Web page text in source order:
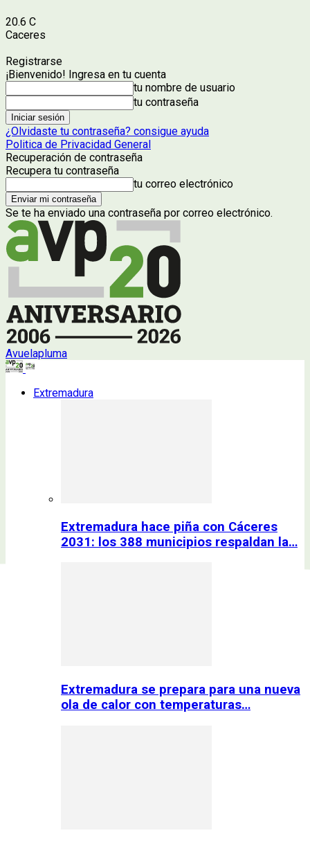
20.6 C
Caceres
Registrarse
¡Bienvenido! Ingresa en tu cuenta
tu nombre de usuario
tu contraseña
¿Olvidaste tu contraseña? consigue ayuda
Politica de Privacidad General
Recuperación de contraseña
Recupera tu contraseña
tu correo electrónico
Se te ha enviado una contraseña por correo electrónico.
Avuelapluma
Extremadura
Extremadura hace piña con Cáceres
2031: los 388 municipios respaldan la…
Extremadura se prepara para una nueva
ola de calor con temperaturas…